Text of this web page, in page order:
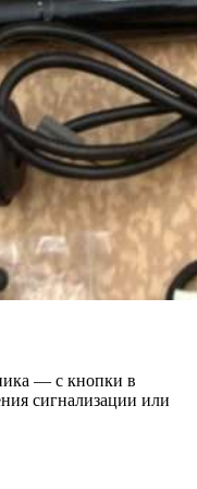
— с кнопки в
сигнализации или